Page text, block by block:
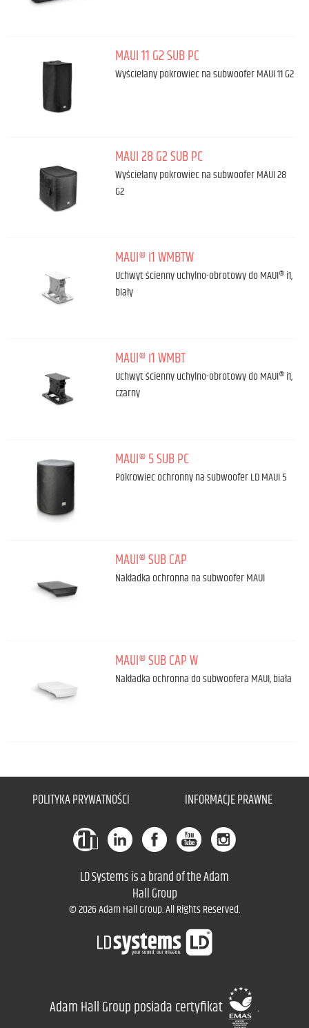
MAUI 11 G2 SUB PC
Wyściełany pokrowiec na subwoofer MAUI 11 G2
MAUI 28 G2 SUB PC
Wyściełany pokrowiec na subwoofer MAUI 28
G2
MAUI® i1 WMBTW
Uchwyt ścienny uchylno-obrotowy do MAUI® i1,
biały
MAUI® i1 WMBT
Uchwyt ścienny uchylno-obrotowy do MAUI® i1,
czarny
MAUI® 5 SUB PC
Pokrowiec ochronny na subwoofer LD MAUI 5
MAUI® SUB CAP
Nakładka ochronna na subwoofer MAUI
MAUI® SUB CAP W
Nakładka ochronna do subwoofera MAUI, biała
POLITYKA PRYWATNOŚCI INFORMACJE PRAWNE
LD Systems is a brand of the Adam
Hall Group
© 2026 Adam Hall Group. All Rights Reserved.
Adam Hall Group posiada certyfikat .